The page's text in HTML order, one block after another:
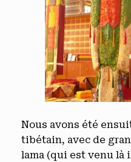
Nous avons été
tibétain, avec de
lama (qui est venu là